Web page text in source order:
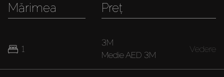
Mărimea
1
Preț
3M
MedieAED 3M
Vedere